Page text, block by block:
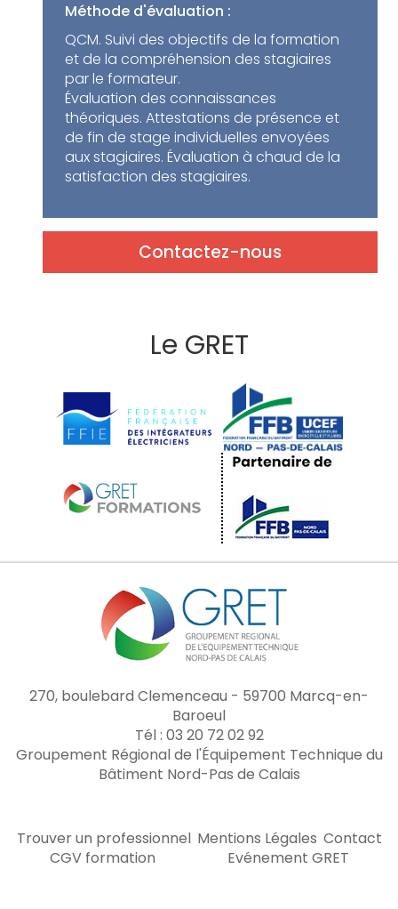
Méthode d'évaluation :
QCM. Suivi des objectifs de la formation
et de la compréhension des stagiaires
par le formateur.
Évaluation des connaissances
théoriques. Attestations de présence et
de fin de stage individuelles envoyées
aux stagiaires. Évaluation à chaud de la
satisfaction des stagiaires.
Contactez-nous
Le GRET
270, boulebard Clemenceau - 59700 Marcq-en-
Baroeul
Tél : 03 20 72 02 92
Groupement Régional de l'Équipement Technique du
Bâtiment Nord-Pas de Calais
Trouver un professionnel Mentions Légales Contact
CGV formation
Evénement GRET